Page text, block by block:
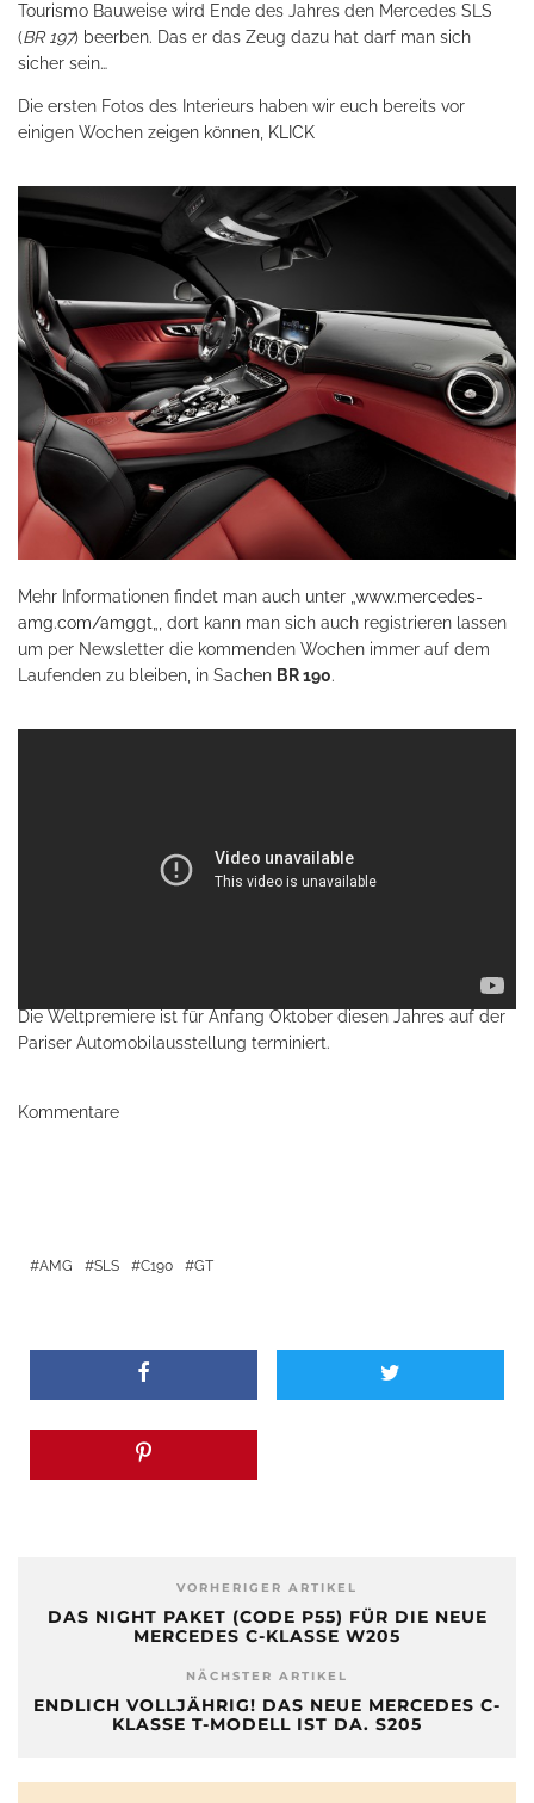
Tourismo Bauweise wird Ende des Jahres den Mercedes SLS
(BR 197) beerben. Das er das Zeug dazu hat darf man sich
sicher sein…
Die ersten Fotos des Interieurs haben wir euch bereits vor
einigen Wochen zeigen können, KLICK
Mehr Informationen findet man auch unter „www.mercedes-
amg.com/amggt„, dort kann man sich auch registrieren lassen
um per Newsletter die kommenden Wochen immer auf dem
Laufenden zu bleiben, in Sachen BR 190.
Die Weltpremiere ist für Anfang Oktober diesen Jahres auf der
Pariser Automobilausstellung terminiert.
Kommentare
AMG SLS C190 GT
VORHERIGER ARTIKEL
DAS NIGHT PAKET (CODE P55) FÜR DIE NEUE
MERCEDES C-KLASSE W205
NÄCHSTER ARTIKEL
ENDLICH VOLLJÄHRIG! DAS NEUE MERCEDES C-
KLASSE T-MODELL IST DA. S205